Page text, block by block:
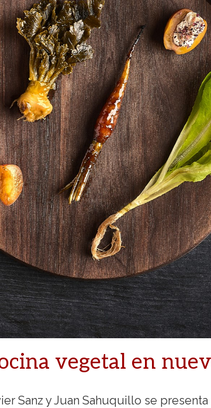
vegetal en
Sanz y Juan Sahuquillo se